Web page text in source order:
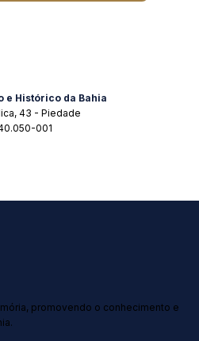
e Histórico da Bahia
43 - Piedade
001
promovendo o conhecimento e